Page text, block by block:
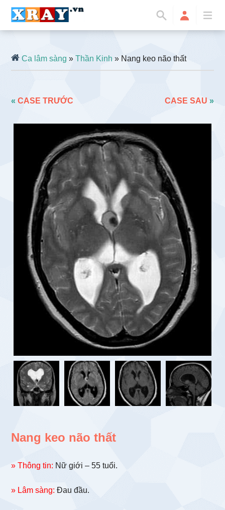
Ca lâm sàng »Thần Kinh » Nang keo não thất
«CASE TRƯỚC CASE SAU »
Nang keo não thất
» Thông tin: Nữ giới – 55 tuổi.
» Lâm sàng: Đau đầu.